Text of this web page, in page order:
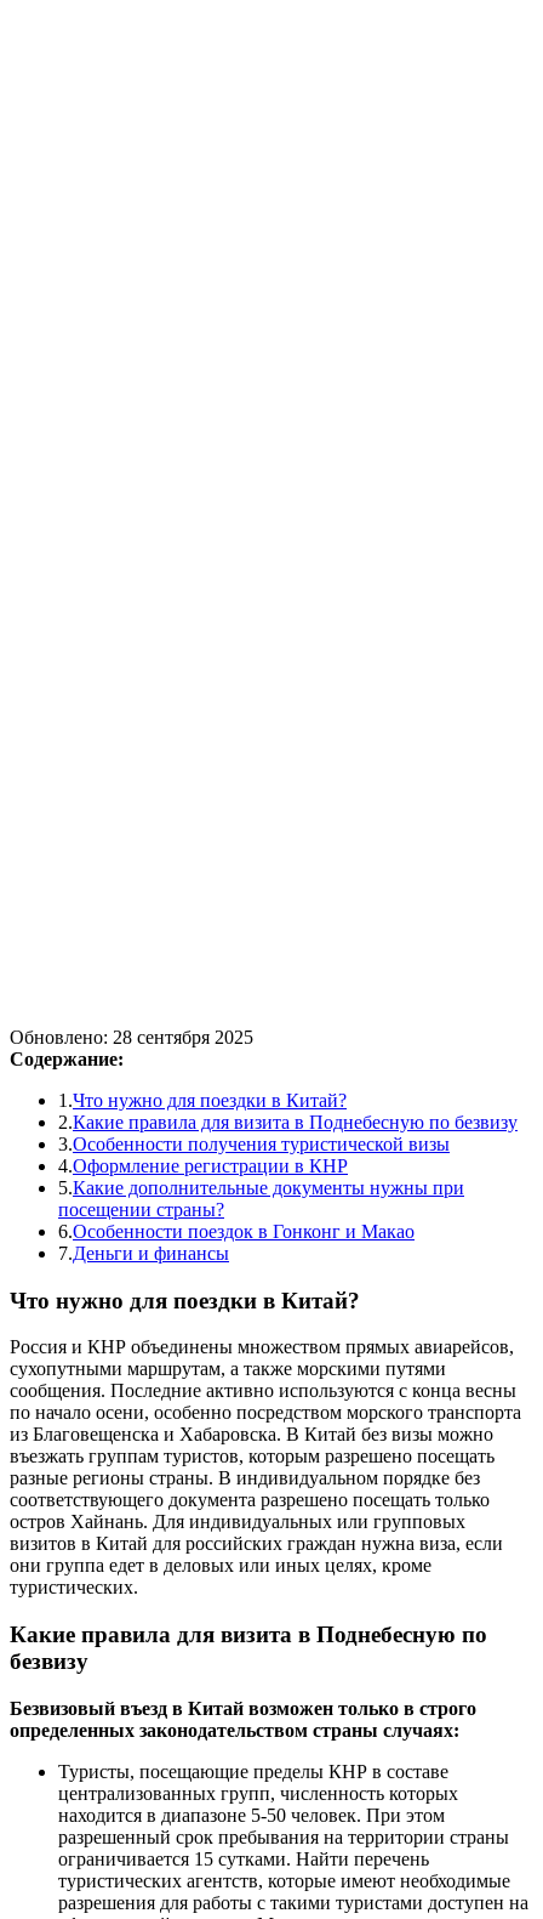
Обновлено: 28 сентября 2025
Содержание:
1.Что нужно для поездки в Китай?
2.Какие правила для визита в Поднебесную по безвизу
3.Особенности получения туристической визы
4.Оформление регистрации в КНР
5.Какие дополнительные документы нужны при
посещении страны?
6.Особенности поездок в Гонконг и Макао
7.Деньги и финансы
Что нужно для поездки в Китай?
Россия и КНР объединены множеством прямых авиарейсов,
сухопутными маршрутам, а также морскими путями
сообщения. Последние активно используются с конца весны
по начало осени, особенно посредством морского транспорта
из Благовещенска и Хабаровска. В Китай без визы можно
въезжать группам туристов, которым разрешено посещать
разные регионы страны. В индивидуальном порядке без
соответствующего документа разрешено посещать только
остров Хайнань. Для индивидуальных или групповых
визитов в Китай для российских граждан нужна виза, если
они группа едет в деловых или иных целях, кроме
туристических.
Какие правила для визита в Поднебесную по
безвизу
Безвизовый въезд в Китай возможен только в строго
определенных законодательством страны случаях:
Туристы, посещающие пределы КНР в составе
централизованных групп, численность которых
находится в диапазоне 5-50 человек. При этом
разрешенный срок пребывания на территории страны
ограничивается 15 сутками. Найти перечень
туристических агентств, которые имеют необходимые
разрешения для работы с такими туристами доступен на